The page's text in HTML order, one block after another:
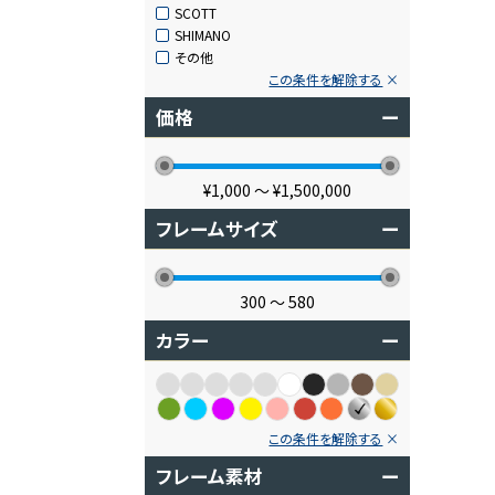
SCOTT
SHIMANO
その他
この条件を解除する
価格 ー
¥1,000 〜¥1,500,000
フレームサイズ ー
300 〜580
カラー ー
この条件を解除する
フレーム素材 ー